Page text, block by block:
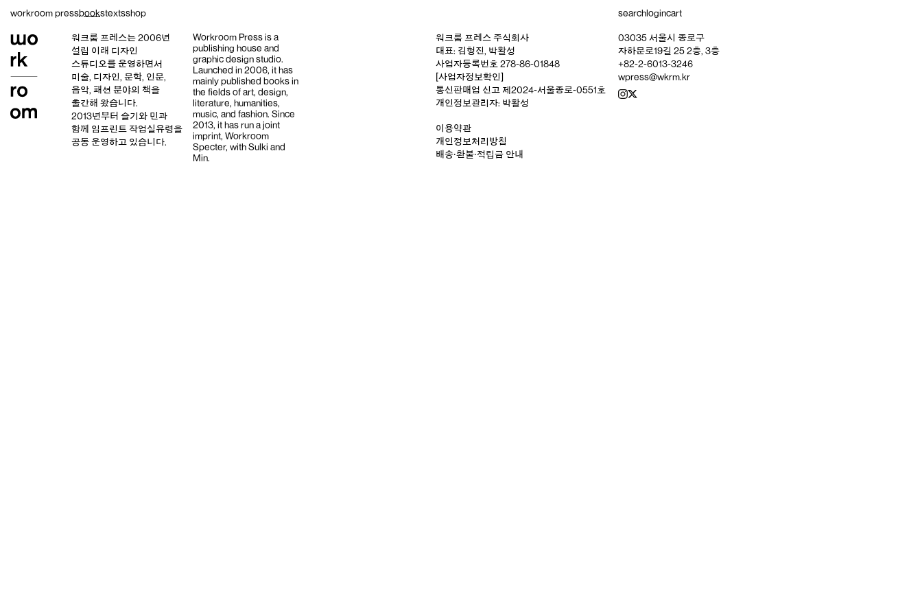
workroom pressbookstextsshop searchlogincart
워크룸 프레스는 2006년
설립 이래 디자인
스튜디오를 운영하면서
미술, 디자인, 문학, 인문,
음악, 패션 분야의 책을
출간해 왔습니다.
2013년부터 슬기와 민과
함께 임프린트 작업실유령을
공동 운영하고 있습니다.
Workroom Press is a
publishing house and
graphic design studio.
Launched in 2006, it has
mainly published books in
the fields of art, design,
literature, humanities,
music, and fashion. Since
2013, it has run a joint
imprint, Workroom
Specter, with Sulki and
Min.
워크룸 프레스 주식회사
대표: 김형진, 박활성
사업자등록번호 278-86-01848
[사업자정보확인]
통신판매업 신고 제2024-서울종로-0551호
개인정보관리자: 박활성
이용약관
개인정보처리방침
배송‧환불‧적립금 안내
03035 서울시 종로구
자하문로19길 25 2층, 3층
+82-2-6013-3246
wpress@wkrm.kr